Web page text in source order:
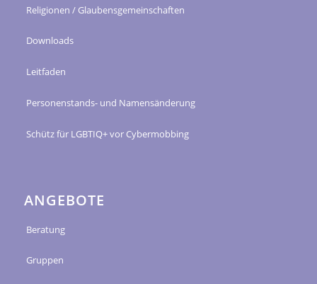
Religionen / Glaubensgemeinschaften
Downloads
Leitfaden
Personenstands- und Namensänderung
Schütz für LGBTIQ+ vor Cybermobbing
ANGEBOTE
Beratung
Gruppen